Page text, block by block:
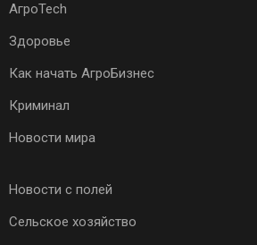
АгроTech
Здоровье
Как начать АгроБизнес
Криминал
Новости мира
Новости с полей
Сельское хозяйство